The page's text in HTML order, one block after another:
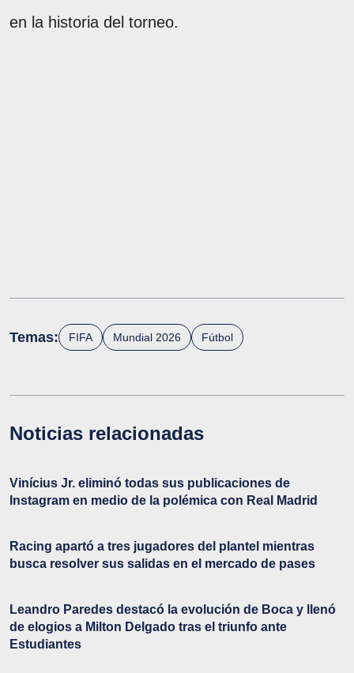
en la historia del torneo.
Temas: FIFA Mundial 2026 Fútbol
Noticias relacionadas
Vinícius Jr. eliminó todas sus publicaciones de
Instagram en medio de la polémica con Real Madrid
Racing apartó a tres jugadores del plantel mientras
busca resolver sus salidas en el mercado de pases
Leandro Paredes destacó la evolución de Boca y llenó
de elogios a Milton Delgado tras el triunfo ante
Estudiantes